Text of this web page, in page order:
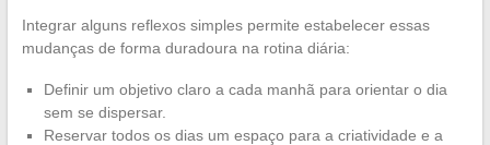
Integrar alguns reflexos simples permite estabelecer essas
mudanças de forma duradoura na rotina diária:
Definir um objetivo claro a cada manhã para orientar o dia
sem se dispersar.
Reservar todos os dias um espaço para a criatividade e a